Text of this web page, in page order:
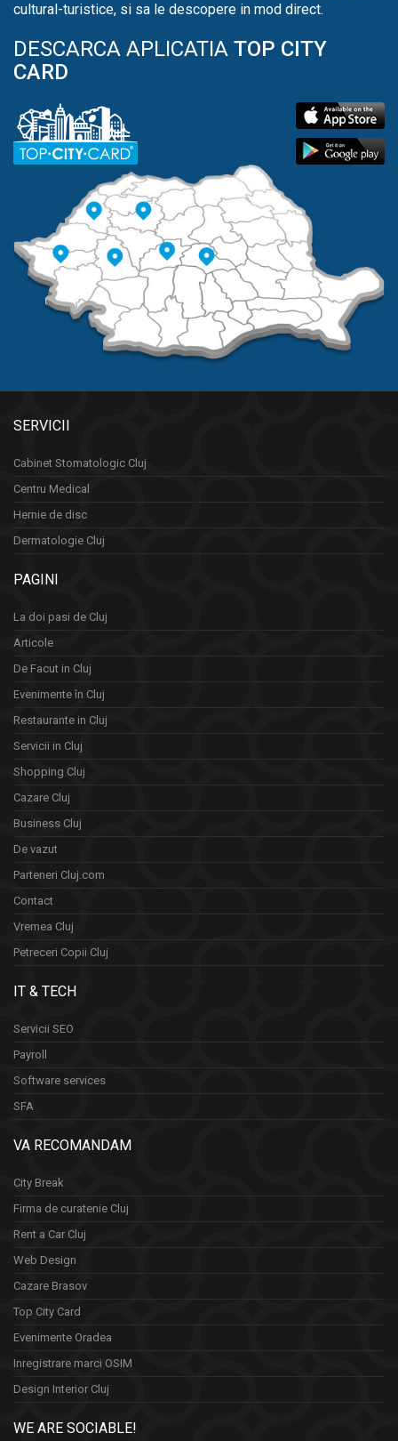
cultural-turistice, si sa le descopere in mod direct.
DESCARCA APLICATIA TOP CITY
CARD
SERVICII
Cabinet Stomatologic Cluj
Centru Medical
Hernie de disc
Dermatologie Cluj
PAGINI
La doi pasi de Cluj
Articole
De Facut in Cluj
Evenimente în Cluj
Restaurante in Cluj
Servicii in Cluj
Shopping Cluj
Cazare Cluj
Business Cluj
De vazut
Parteneri Cluj.com
Contact
Vremea Cluj
Petreceri Copii Cluj
IT & TECH
Servicii SEO
Payroll
Software services
SFA
VA RECOMANDAM
City Break
Firma de curatenie Cluj
Rent a Car Cluj
Web Design
Cazare Brasov
Top City Card
Evenimente Oradea
Inregistrare marci OSIM
Design Interior Cluj
WE ARE SOCIABLE!